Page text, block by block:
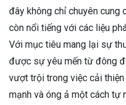
đây không chỉ chuyên cung
còn nổi tiếng với các liệu
Với mục tiêu mang lại sự
được sự yêu mến từ đông
vượt trội trong việc cải
mạnh và óng ả một cách tự